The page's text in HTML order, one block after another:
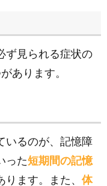
ず見られる症状の
あります。
いるのが、記憶障
った短期間の記憶
ります。また、 体